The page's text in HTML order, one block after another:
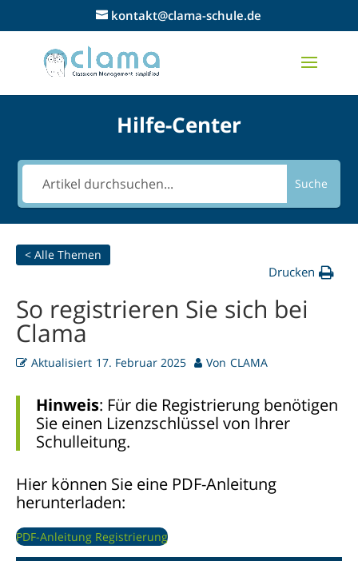
kontakt@clama-schule.de
Hilfe-Center
Suche
< Alle Themen
Drucken
So registrieren Sie sich bei
Clama
Aktualisiert 17. Februar 2025 Von CLAMA
Hinweis: Für die Registrierung benötigen
Sie einen Lizenzschlüssel von Ihrer
Schulleitung.
Hier können Sie eine PDF-Anleitung
herunterladen:
PDF-Anleitung Registrierung